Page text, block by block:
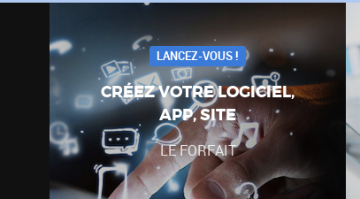
LANCEZ-VOUS !
CRÉEZ VOTRE LOGICIEL,
APP, SITE
LE FORFAIT